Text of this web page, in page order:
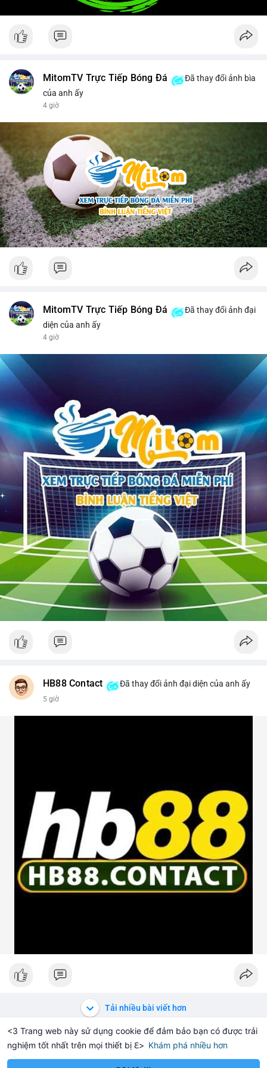
<3 Trang web này sử dụng cookie để đảm bảo bạn có được trải
nghiệm tốt nhất trên mọi thiết bị ℇ> Khám phá nhiều hơn
+0.25% Solana SOL $72.69 -1.17% BNB
MitomTV Trực Tiếp Bóng Đá
Đã thay đổi ảnh bìa
của anh ấy
4 giờ
MitomTV Trực Tiếp Bóng Đá
Đã thay đổi ảnh đại
diện của anh ấy
4 giờ
HB88 Contact Đã thay đổi ảnh đại diện của anh ấy
5 giờ
Tải nhiều bài viết hơn